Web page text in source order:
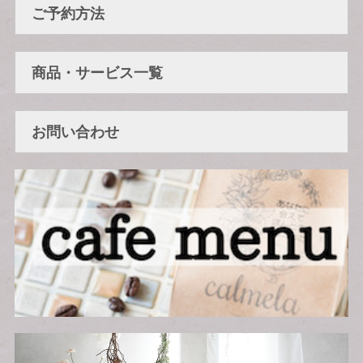
ご予約方法
商品・サービス一覧
お問い合わせ